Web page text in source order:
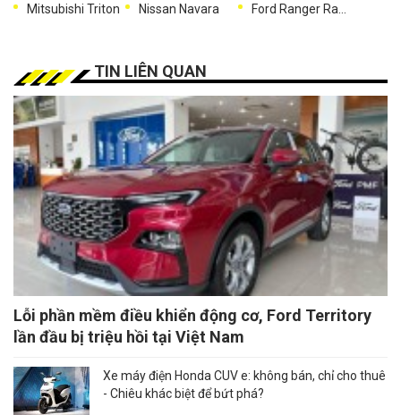
Mitsubishi Triton Nissan Navara
TIN LIÊN QUAN
Lỗi phần mềm điều khiển động cơ, Ford Territory
lần đầu bị triệu hồi tại Việt Nam
Xe máy điện Honda CUV e: không bán, chỉ cho thuê
- Chiêu khác biệt để bứt phá?